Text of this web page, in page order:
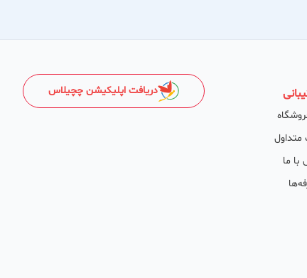
متداول
ما
دریافت اپلیکیشن چچیلاس